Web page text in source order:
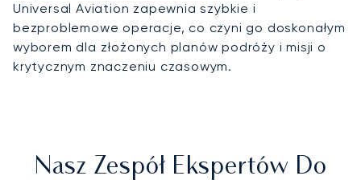
Universal Aviation zapewnia szybkie i
bezproblemowe operacje, co czyni go doskonałym
wyborem dla złożonych planów podróży i misji o
krytycznym znaczeniu czasowym.
Nasz Zespół Ekspertów Do